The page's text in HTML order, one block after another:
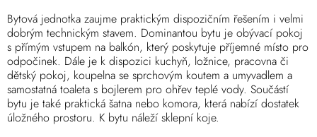
Bytová jednotka zaujme praktickým dispozičním řešením i velmi
dobrým technickým stavem. Dominantou bytu je obývací pokoj
s přímým vstupem na balkón, který poskytuje příjemné místo pro
odpočinek. Dále je k dispozici kuchyň, ložnice, pracovna či
dětský pokoj, koupelna se sprchovým koutem a umyvadlem a
samostatná toaleta s bojlerem pro ohřev teplé vody. Součástí
bytu je také praktická šatna nebo komora, která nabízí dostatek
úložného prostoru. K bytu náleží sklepní koje.